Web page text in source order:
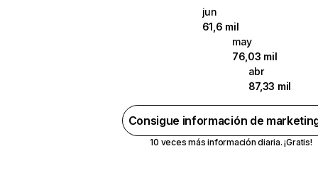
jun
61,6 mil
may
76,03 mil
abr
87,33 mil
Consigue información de
10 veces más información diaria. ¡Gratis!